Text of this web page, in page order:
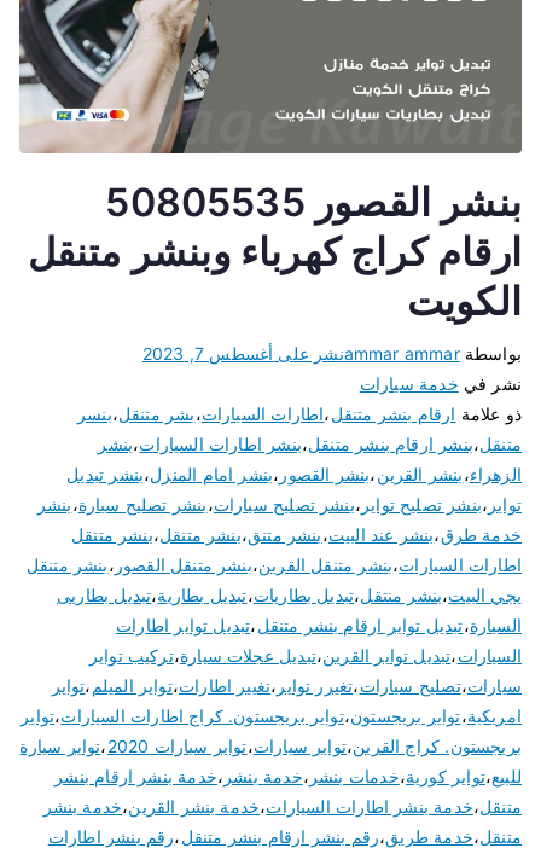
بنشر القصور 50805535
ارقام كراج كهرباء وبنشر متنقل
الكويت
بواسطةammar ammarنشر على أغسطس 7, 2023
نشر في خدمة سيارات
ذو علامة ارقام بنشر متنقل،اطارات السيارات،بشر متنقل،بنسر
متنقل،بنشر ارقام بنشر متنقل،بنشر اطارات السيارات،بنشر
الزهراء،بنشر القرين،بنشر القصور ،بنشر امام المنزل،بنشر تبديل
تواير ،بنشر تصليح تواير ،بنشر تصليح سيارات،بنشر تصليح سيارة،بنشر
خدمة طرق،بنشر عند البيت،بنشر متنق،بنشر متنقل،بنشر متنقل
اطارات السيارات،بنشر متنقل القرين،بنشر متنقل القصور ،بنشر متنقل
يجي البيت،بنشر منتقل،تبديل بطاريات،تبديل بطارية،تبديل بطاريى
السيارة،تبديل تواير ارقام بنشر متنقل،تبديل تواير اطارات
السيارات،تبديل تواير القرين،تبديل عجلات سيارة،تركيب تواير
سيارات،تصليح سيارات،تغيرر تواير ،تغيير اطارات،تواير الميلم ،تواير
امريكية،تواير بريجستون،تواير بريجستون. كراج اطارات السيارات،تواير
بريجستون. كراج القرين،تواير سيارات،تواير سيارات 2020 ،تواير سيارة
للبيع،تواير كورية،خدمات بنشر ،خدمة بنشر ،خدمة بنشر ارقام بنشر
متنقل،خدمة بنشر اطارات السيارات،خدمة بنشر القرين،خدمة بنشر
متنقل،خدمة طريق،رقم بنشر ارقام بنشر متنقل،رقم بنشر اطارات